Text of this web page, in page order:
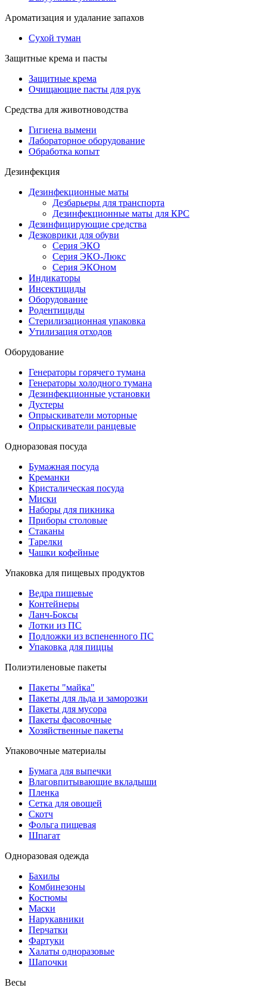
Ароматизация и удалание запахов
Сухой туман
Защитные крема и пасты
Защитные крема
Очищающие пасты для рук
Средства для животноводства
Гигиена вымени
Лабораторное оборудование
Обработка копыт
Дезинфекция
Дезинфекционные маты
Дезбарьеры для транспорта
Дезинфекционные маты для КРС
Дезинфицирующие средства
Дезковрики для обуви
Серия ЭКО
Серия ЭКО-Люкс
Серия ЭКОном
Индикаторы
Инсектициды
Оборудование
Родентициды
Стерилизационная упаковка
Утилизация отходов
Оборудование
Генераторы горячего тумана
Генераторы холодного тумана
Дезинфекционные установки
Дустеры
Опрыскиватели моторные
Опрыскиватели ранцевые
Одноразовая посуда
Бумажная посуда
Креманки
Кристалическая посуда
Миски
Наборы для пикника
Приборы столовые
Стаканы
Тарелки
Чашки кофейные
Упаковка для пищевых продуктов
Ведра пищевые
Контейнеры
Ланч-Боксы
Лотки из ПС
Подложки из вспененного ПС
Упаковка для пиццы
Полиэтиленовые пакеты
Пакеты "майка"
Пакеты для льда и заморозки
Пакеты для мусора
Пакеты фасовочные
Хозяйственные пакеты
Упаковочные материалы
Бумага для выпечки
Влаговпитывающие вкладыши
Пленка
Сетка для овощей
Скотч
Фольга пищевая
Шпагат
Одноразовая одежда
Бахилы
Комбинезоны
Костюмы
Маски
Нарукавники
Перчатки
Фартуки
Халаты одноразовые
Шапочки
Весы